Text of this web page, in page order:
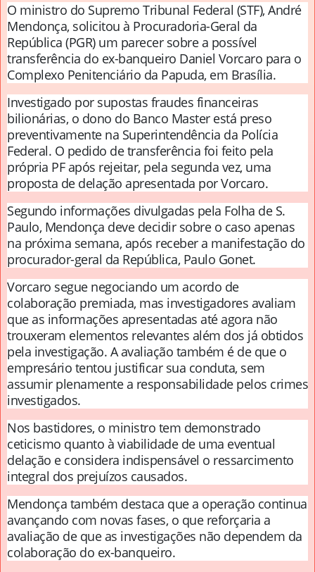
O ministro do Supremo Tribunal Federal (STF), André
Mendonça, solicitou à Procuradoria-Geral da
República (PGR) um parecer sobre a possível
transferência do ex-banqueiro Daniel Vorcaro para o
Complexo Penitenciário da Papuda, em Brasília.
Investigado por supostas fraudes financeiras
bilionárias, o dono do Banco Master está preso
preventivamente na Superintendência da Polícia
Federal. O pedido de transferência foi feito pela
própria PF após rejeitar, pela segunda vez, uma
proposta de delação apresentada por Vorcaro.
Segundo informações divulgadas pela Folha de S.
Paulo, Mendonça deve decidir sobre o caso apenas
na próxima semana, após receber a manifestação do
procurador-geral da República, Paulo Gonet.
Vorcaro segue negociando um acordo de
colaboração premiada, mas investigadores avaliam
que as informações apresentadas até agora não
trouxeram elementos relevantes além dos já obtidos
pela investigação. A avaliação também é de que o
empresário tentou justificar sua conduta, sem
assumir plenamente a responsabilidade pelos crimes
investigados.
Nos bastidores, o ministro tem demonstrado
ceticismo quanto à viabilidade de uma eventual
delação e considera indispensável o ressarcimento
integral dos prejuízos causados.
Mendonça também destaca que a operação continua
avançando com novas fases, o que reforçaria a
avaliação de que as investigações não dependem da
colaboração do ex-banqueiro.